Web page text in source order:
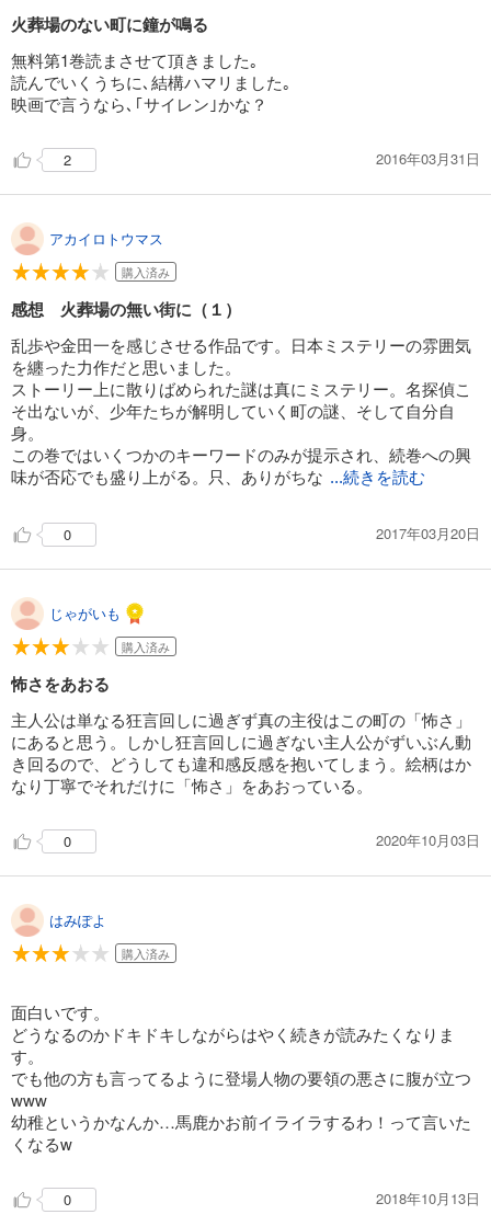
火葬場のない町に鐘が鳴る
無料第1巻読まさせて頂きました｡
読んでいくうちに､結構ハマリました｡
映画で言うなら､｢サイレン｣かな？
2 2016年03月31日
アカイロトウマス
購入済み
感想 火葬場の無い街に（１）
乱歩や金田一を感じさせる作品です。日本ミステリーの雰囲気
を纏った力作だと思いました。
ストーリー上に散りばめられた謎は真にミステリー。名探偵こ
そ出ないが、少年たちが解明していく町の謎、そして自分自
身。
この巻ではいくつかのキーワードのみが提示され、続巻への興
味が否応でも盛り上がる。只、ありがちな ...続きを読む
0 2017年03月20日
じゃがいも
購入済み
怖さをあおる
主人公は単なる狂言回しに過ぎず真の主役はこの町の「怖さ」
にあると思う。しかし狂言回しに過ぎない主人公がずいぶん動
き回るので、どうしても違和感反感を抱いてしまう。絵柄はか
なり丁寧でそれだけに「怖さ」をあおっている。
0 2020年10月03日
はみぽよ
購入済み
面白いです。
どうなるのかドキドキしながらはやく続きが読みたくなりま
す。
でも他の方も言ってるように登場人物の要領の悪さに腹が立つ
www
幼稚というかなんか…馬鹿かお前イライラするわ！って言いた
くなるw
0 2018年10月13日